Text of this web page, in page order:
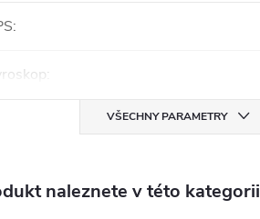
:
:
VŠECHNY PARAMETRY
naleznete v této kategorii